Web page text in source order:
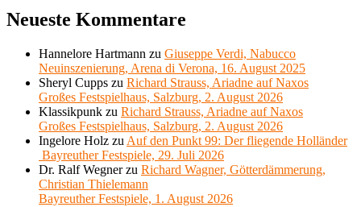
Neueste Kommentare
Hannelore Hartmann zu Giuseppe Verdi, Nabucco
Neuinszenierung, Arena di Verona, 16. August 2025
Sheryl Cupps zu Richard Strauss, Ariadne auf Naxos
Großes Festspielhaus, Salzburg, 2. August 2026
Klassikpunk zu Richard Strauss, Ariadne auf Naxos
Großes Festspielhaus, Salzburg, 2. August 2026
Ingelore Holz zu Auf den Punkt 99: Der fliegende Holländer
Bayreuther Festspiele, 29. Juli 2026
Dr. Ralf Wegnerzu Richard Wagner, Götterdämmerung,
Christian Thielemann
Bayreuther Festspiele, 1. August 2026